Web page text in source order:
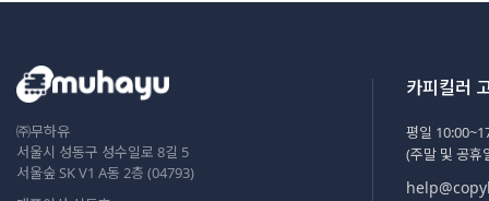
㈜무하유
서울시 성동구 성수일로 8길 5
서울숲 SK V1 A동 2층 (04793)
카피킬러
평일
(주말 및 공휴